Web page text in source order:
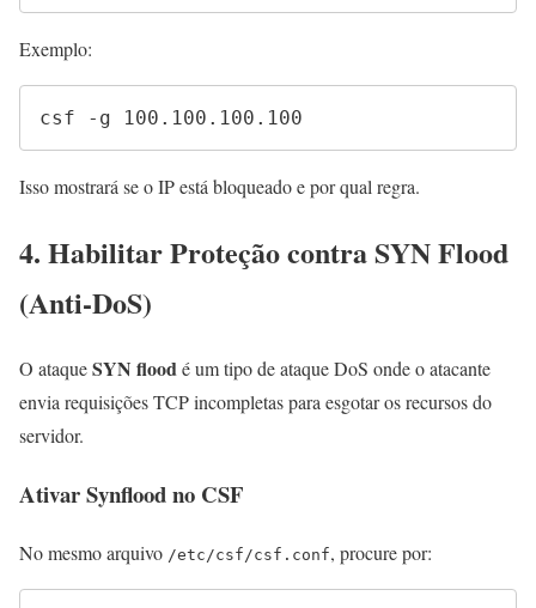
Exemplo:
csf -g 100.100.100.100
Isso mostrará se o IP está bloqueado e por qual regra.
4. Habilitar Proteção contra SYN Flood
(Anti-DoS)
O ataqueSYN floodé um tipo de ataque DoS onde o atacante
envia requisições TCP incompletas para esgotar os recursos do
servidor.
Ativar Synflood no CSF
No mesmo arquivo /etc/csf/csf.conf, procure por: